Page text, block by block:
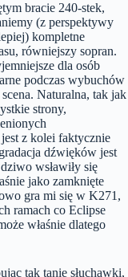
bracie 240-stek,
(z perspektywy
kompletne
równiejszy sopran.
dla osób
podczas wybuchów
Naturalna, tak jak
strony,
jest z kolei faktycznie
dźwięków jest
wsławiły się
jako zamknięte
gra mi się w K271,
ramach co Eclipse
właśnie dlatego
tak tanie słuchawki,